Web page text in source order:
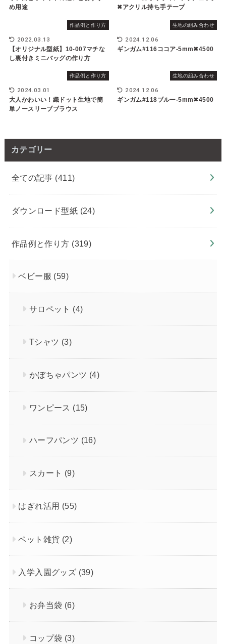
め用途
✖︎アクリル持ち手テープ
作品例と作り方
2022.03.13
【オリジナル型紙】10-007マチな
し裏付きミニバッグの作り方
生地の組み合わせ
2024.12.06
ギンガム#116ココア-5mm✖︎4500
作品例と作り方
2024.03.01
大人かわいい！織ドット生地で簡
単ノースリーブブラウス
生地の組み合わせ
2024.12.06
ギンガム#118ブルー-5mm✖︎4500
カテゴリー
全ての記事 (411)
ダウンロード型紙 (24)
作品例と作り方 (319)
ベビー服 (59)
サロペット (4)
Tシャツ (3)
かぼちゃパンツ (4)
ワンピース (15)
ハーフパンツ (16)
スカート (9)
はぎれ活用 (55)
ペット雑貨 (2)
入学入園グッズ (39)
お弁当袋 (6)
コップ袋 (3)